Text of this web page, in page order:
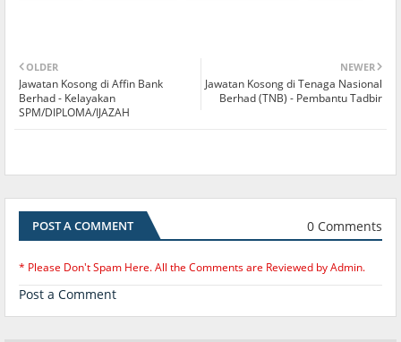
NEWER
Jawatan Kosong di Tenaga Nasional
Berhad (TNB) - Pembantu Tadbir
OLDER
Jawatan Kosong di Affin Bank
Berhad - Kelayakan
SPM/DIPLOMA/IJAZAH
POST A COMMENT 0 Comments
* Please Don't Spam Here. All the Comments are Reviewed by Admin.
Post a Comment